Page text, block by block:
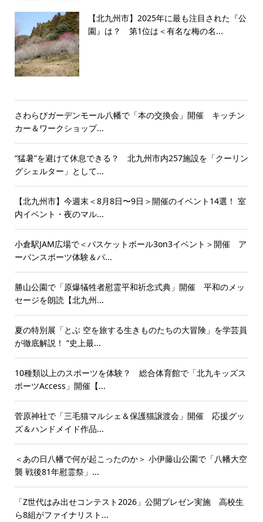
【北九州市】2025年に最も注目された『公
園』は？ 第1位は＜有名な梅の名...
さわらびガーデンモール八幡で「本の交換会」開催 キッチン
カー＆ワークショップ...
“猛暑”を避けて休息できる？ 北九州市内257施設を「クーリン
グシェルター」として...
【北九州市】今週末＜8月8日〜9日＞開催のイベント14選！ 室
内イベント・夜のマル...
小倉駅JAM広場で＜バスケットボール3on3イベント＞開催 ア
ーバンスポーツ体験＆パ...
勝山公園で「原爆犠牲者慰霊平和祈念式典」開催 平和のメッ
セージを朗読【北九州...
夏の特別展「とぶ 空を旅する生きものたちの大冒険」を学芸員
が徹底解説！ “史上最...
10種類以上のスポーツを体験？ 総合体育館で「北九キッズス
ポーツAccess」開催【...
菅原神社で「三毛猫マルシェ＆保護猫譲渡会」開催 応援グッ
ズ＆ハンドメイド作品...
＜あの日八幡で何が起こったのか＞ 小伊藤山公園で「八幡大空
襲 戦後81年慰霊祭」...
「Z世代はみ出せコンテスト2026」公開プレゼン実施 高校生
ら8組がファイナリスト...